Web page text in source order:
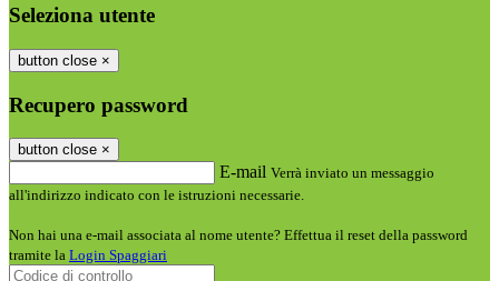
Seleziona utente
button close ×
Recupero password
button close ×
E-mail Verrà inviato un messaggio
all'indirizzo indicato con le istruzioni necessarie.
Non hai una e-mail associata al nome utente? Effettua il reset della password
tramite la Login Spaggiari